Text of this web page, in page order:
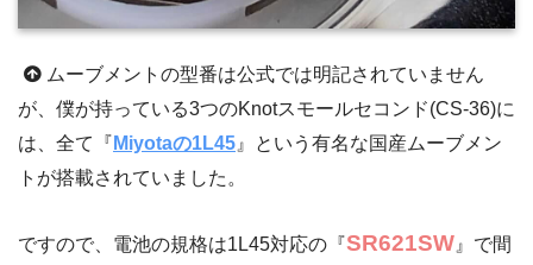
ムーブメントの型番は公式では明記されていません
が、僕が持っている3つのKnotスモールセコンド(CS-36)に
は、全て『 Miyotaの1L45 』という有名な国産ムーブメン
トが搭載されていました。
ですので、電池の規格は1L45対応の『SR621SW 』で間